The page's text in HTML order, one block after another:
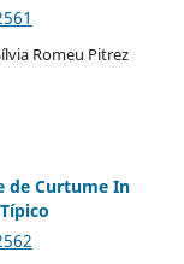
Romeu Pitrez
de Curtume In